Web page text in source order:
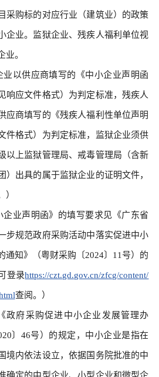
采购标的对应行业（建筑业）的政策
企业。监狱企业、残疾人福利单位视
业。
业以供应商填写的《中小企业声明函
响应文件格式）为判定标准，残疾人
应商填写的《残疾人福利性单位声明
件格式）为判定标准，监狱企业须供
以上监狱管理局、戒毒管理局（含新
）出具的属于监狱企业的证明文件，
）
企业声明函》的填写要求见《广东省
步规范政府采购活动中落实促进中小
通知》（粤财采购〔2024〕11号）的
登录https://czt.gd.gov.cn/zfcg/content/
查阅。）
政府采购促进中小企业发展管理办
〕46号）的规定，中小企业是指在
境内依法设立，依据国务院批准的中
确定的中型企业、小型企业和微型企